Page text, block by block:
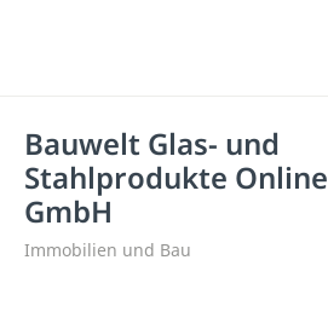
Bauwelt Glas- und
Stahlprodukte Online
GmbH
Immobilien und Bau